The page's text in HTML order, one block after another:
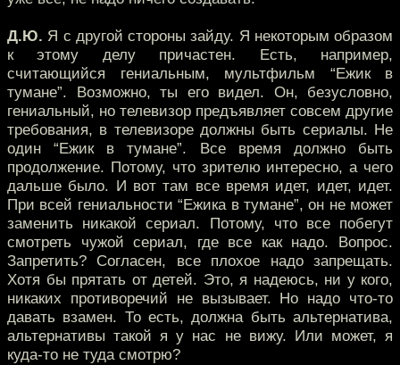
Д.Ю. Я с другой стороны зайду. Я некоторым образом
к этому делу причастен. Есть, например,
считающийся гениальным, мультфильм “Ежик в
тумане”. Возможно, ты его видел. Он, безусловно,
гениальный, но телевизор предъявляет совсем другие
требования, в телевизоре должны быть сериалы. Не
один “Ежик в тумане”. Все время должно быть
продолжение. Потому, что зрителю интересно, а чего
дальше было. И вот там все время идет, идет, идет.
При всей гениальности “Ежика в тумане”, он не может
заменить никакой сериал. Потому, что все побегут
смотреть чужой сериал, где все как надо. Вопрос.
Запретить? Согласен, все плохое надо запрещать.
Хотя бы прятать от детей. Это, я надеюсь, ни у кого,
никаких противоречий не вызывает. Но надо что-то
давать взамен. То есть, должна быть альтернатива,
альтернативы такой я у нас не вижу. Или может, я
куда-то не туда смотрю?